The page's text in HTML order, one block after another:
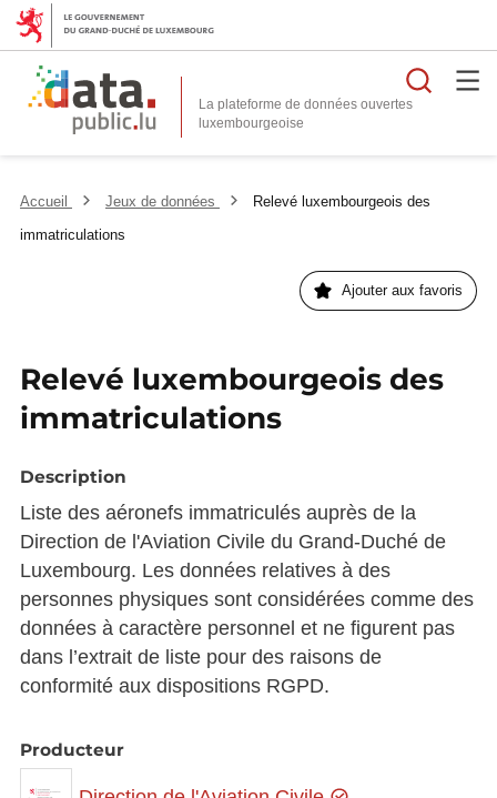
La plateforme de données ouvertes
Accueil Jeux de données
Relevé luxembourgeois des
immatriculations
Ajouter aux favoris
Relevé luxembourgeois des
immatriculations
Description
Liste des aéronefs immatriculés auprès de la
Direction de l'Aviation Civile du Grand-Duché de
Luxembourg. Les données relatives à des
personnes physiques sont considérées comme des
données à caractère personnel et ne figurent pas
dans l’extrait de liste pour des raisons de
conformité aux dispositions RGPD.
Producteur